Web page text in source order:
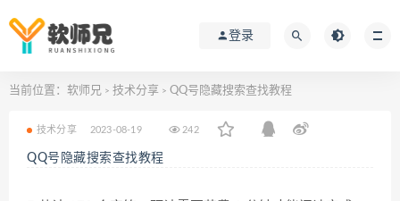
登录
当前位置： 软师兄 > 技术分享 > QQ号隐藏搜索查找教程
技术分享 2023-08-19 242
QQ号隐藏搜索查找教程